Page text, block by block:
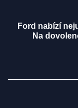
Ford nabízí
Na